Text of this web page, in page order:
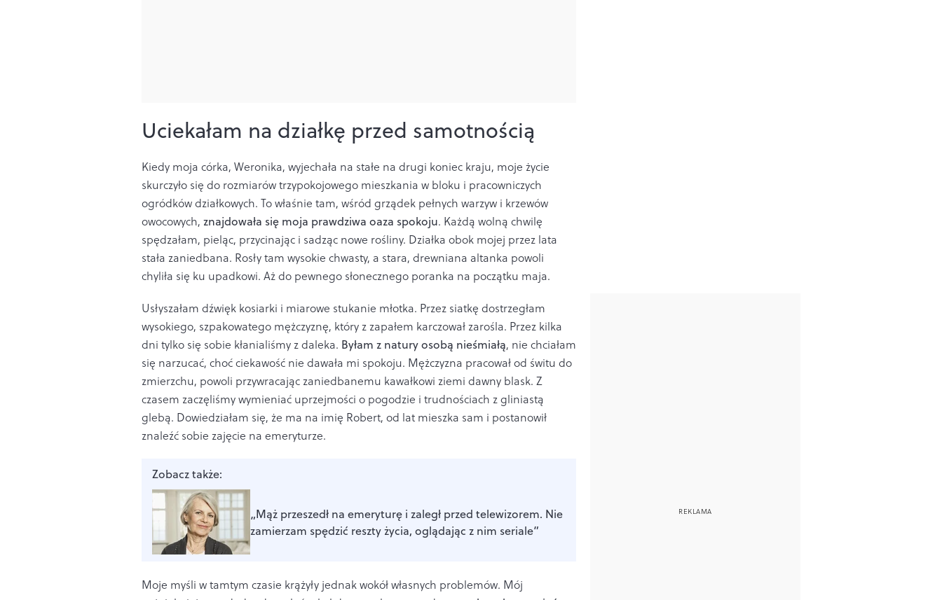
Uciekałam na działkę przed samotnością
Kiedy moja córka, Weronika, wyjechała na stałe na drugi koniec kraju, moje życie
skurczyło się do rozmiarów trzypokojowego mieszkania w bloku i pracowniczych
ogródków działkowych. To właśnie tam, wśród grządek pełnych warzyw i krzewów
owocowych, znajdowała się moja prawdziwa oaza spokoju. Każdą wolną chwilę
spędzałam, pieląc, przycinając i sadząc nowe rośliny. Działka obok mojej przez lata
stała zaniedbana. Rosły tam wysokie chwasty, a stara, drewniana altanka powoli
chyliła się ku upadkowi. Aż do pewnego słonecznego poranka na początku maja.
Usłyszałam dźwięk kosiarki i miarowe stukanie młotka. Przez siatkę dostrzegłam
wysokiego, szpakowatego mężczyznę, który z zapałem karczował zarośla. Przez kilka
dni tylko się sobie kłanialiśmy z daleka. Byłam z natury osobą nieśmiałą, nie chciałam
się narzucać, choć ciekawość nie dawała mi spokoju. Mężczyzna pracował od świtu do
zmierzchu, powoli przywracając zaniedbanemu kawałkowi ziemi dawny blask. Z
czasem zaczęliśmy wymieniać uprzejmości o pogodzie i trudnościach z gliniastą
glebą. Dowiedziałam się, że ma na imię Robert, od lat mieszka sam i postanowił
znaleźć sobie zajęcie na emeryturze.
Zobacz także:
„Mąż przeszedł na emeryturę i zaległ przed telewizorem. Nie
zamierzam spędzić reszty życia, oglądając z nim seriale”
Moje myśli w tamtym czasie krążyły jednak wokół własnych problemów. Mój